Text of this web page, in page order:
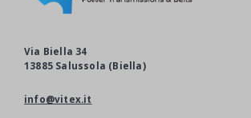
Via Biella 34
13885 Salussola (Biella)
info@vitex.it